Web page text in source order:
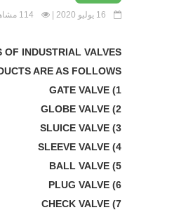
INDUSTRIAL VALVES.
ARE AS FOLLOWS:-
1) GATE VALVE
2) GLOBE VALVE
3) SLUICE VALVE
4) SLEEVE VALVE
5) BALL VALVE
6) PLUG VALVE
7) CHECK VALVE